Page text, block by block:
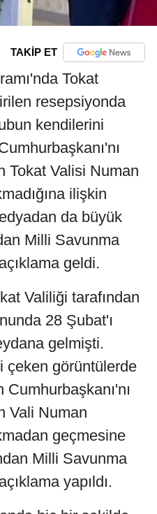
TAKİP ET
Tokat
resepsiyonda
kendilerini
Tokat Valisi Numan
ilişkin
da büyük
Milli Savunma
geldi.
Valiliği tarafından
28 Şubat'ı
gelmişti.
çeken görüntülerde
Vali Numan
geçmesine
Milli Savunma
yapıldı.